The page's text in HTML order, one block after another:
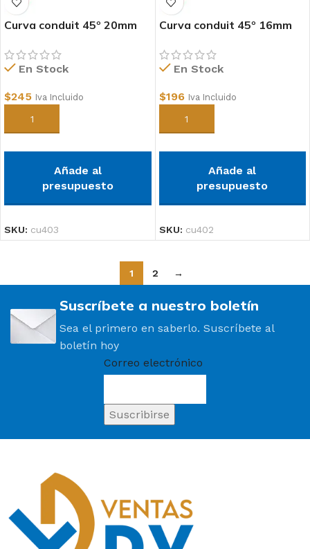
Curva conduit 45º 20mm
En Stock
$245 Iva Incluido
Añadir al carrito
Añade al
presupuesto
SKU: cu403
Curva conduit 45º 16mm
En Stock
$196 Iva Incluido
Añadir al carrito
Añade al
presupuesto
SKU: cu402
1 2 →
Suscríbete a nuestro boletín
Sea el primero en saberlo. Suscríbete al
boletín hoy
Correo electrónico